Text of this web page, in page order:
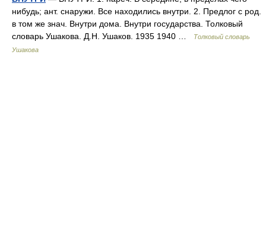
нибудь; ант. снаружи. Все находились внутри. 2. Предлог с род.
в том же знач. Внутри дома. Внутри государства. Толковый
словарь Ушакова. Д.Н. Ушаков. 1935 1940 …
Толковый словарь
Ушакова